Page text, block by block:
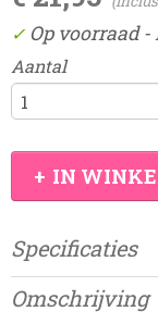
✓ Op voorraad-
Aantal
IN
Specificaties
Productcode
Omschrijving